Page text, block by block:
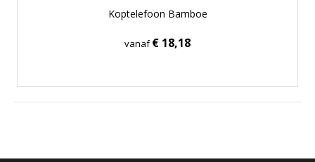
Koptelefoon Bamboe
vanaf€ 18,18